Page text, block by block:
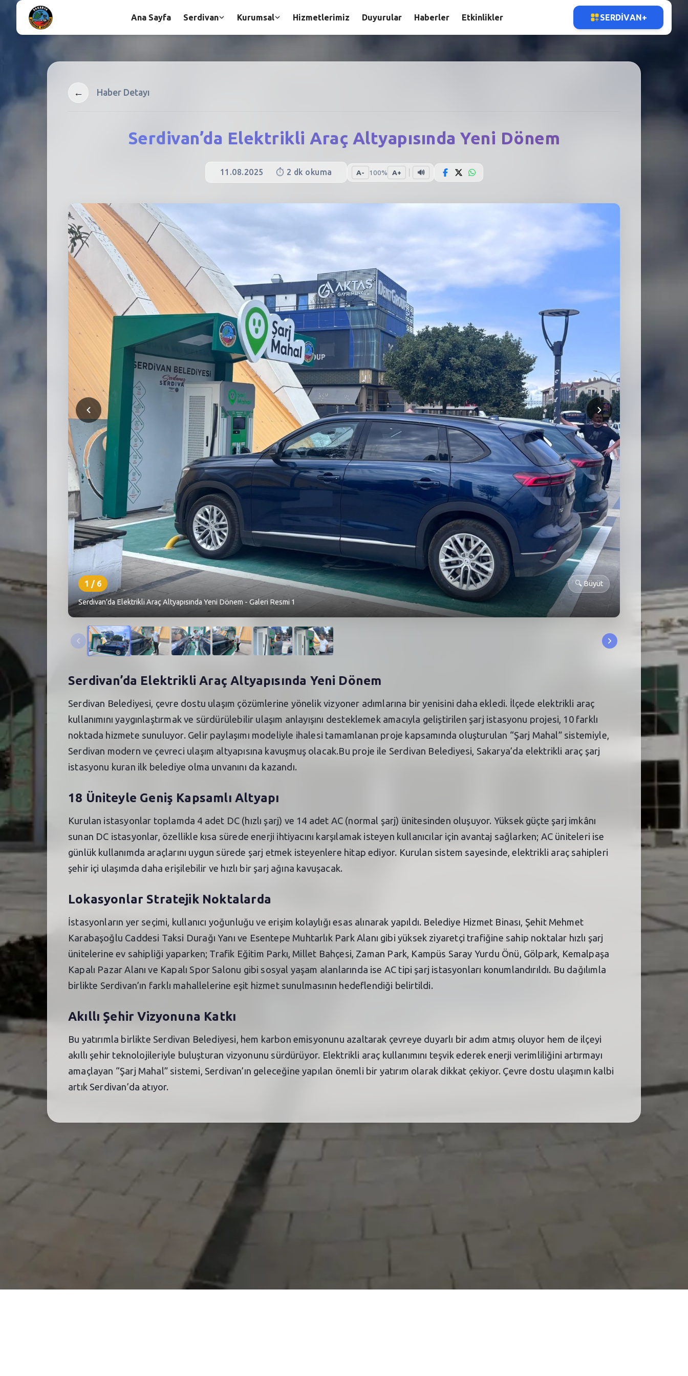
← Haber Detayı
Serdivan’da Elektrikli Araç Altyapısında Yeni Dönem
11.08.2025 ⏱️ 2 dk okuma A- 100% A+ 🔊
1 / 6 🔍 Büyüt
Serdivan’da Elektrikli Araç Altyapısında Yeni Dönem - Galeri Resmi 1
Serdivan’da Elektrikli Araç Altyapısında Yeni Dönem
Serdivan Belediyesi, çevre dostu ulaşım çözümlerine yönelik vizyoner adımlarına bir yenisini daha ekledi. İlçede elektrikli araç
kullanımını yaygınlaştırmak ve sürdürülebilir ulaşım anlayışını desteklemek amacıyla geliştirilen şarj istasyonu projesi, 10 farklı
noktada hizmete sunuluyor. Gelir paylaşımı modeliyle ihalesi tamamlanan proje kapsamında oluşturulan “Şarj Mahal” sistemiyle,
Serdivan modern ve çevreci ulaşım altyapısına kavuşmuş olacak.Bu proje ile Serdivan Belediyesi, Sakarya’da elektrikli araç şarj
istasyonu kuran ilk belediye olma unvanını da kazandı.
18 Üniteyle Geniş Kapsamlı Altyapı
Kurulan istasyonlar toplamda 4 adet DC (hızlı şarj) ve 14 adet AC (normal şarj) ünitesinden oluşuyor. Yüksek güçte şarj imkânı
sunan DC istasyonlar, özellikle kısa sürede enerji ihtiyacını karşılamak isteyen kullanıcılar için avantaj sağlarken; AC üniteleri ise
günlük kullanımda araçlarını uygun sürede şarj etmek isteyenlere hitap ediyor. Kurulan sistem sayesinde, elektrikli araç sahipleri
şehir içi ulaşımda daha erişilebilir ve hızlı bir şarj ağına kavuşacak.
Lokasyonlar Stratejik Noktalarda
İstasyonların yer seçimi, kullanıcı yoğunluğu ve erişim kolaylığı esas alınarak yapıldı. Belediye Hizmet Binası, Şehit Mehmet
Karabaşoğlu Caddesi Taksi Durağı Yanı ve Esentepe Muhtarlık Park Alanı gibi yüksek ziyaretçi trafiğine sahip noktalar hızlı şarj
ünitelerine ev sahipliği yaparken; Trafik Eğitim Parkı, Millet Bahçesi, Zaman Park, Kampüs Saray Yurdu Önü, Gölpark, Kemalpaşa
Kapalı Pazar Alanı ve Kapalı Spor Salonu gibi sosyal yaşam alanlarında ise AC tipi şarj istasyonları konumlandırıldı. Bu dağılımla
birlikte Serdivan’ın farklı mahallelerine eşit hizmet sunulmasının hedeflendiği belirtildi.
Akıllı Şehir Vizyonuna Katkı
Bu yatırımla birlikte Serdivan Belediyesi, hem karbon emisyonunu azaltarak çevreye duyarlı bir adım atmış oluyor hem de ilçeyi
akıllı şehir teknolojileriyle buluşturan vizyonunu sürdürüyor. Elektrikli araç kullanımını teşvik ederek enerji verimliliğini artırmayı
amaçlayan “Şarj Mahal” sistemi, Serdivan’ın geleceğine yapılan önemli bir yatırım olarak dikkat çekiyor. Çevre dostu ulaşımın kalbi
artık Serdivan’da atıyor.
Ana Sayfa Serdivan Kurumsal Hizmetlerimiz Duyurular Haberler Etkinlikler SERDIVAN+